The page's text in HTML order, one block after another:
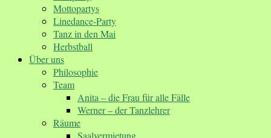
Mottopartys
Linedance-Party
Tanz in den Mai
Herbstball
Über uns
Philosophie
Team
Anita – die Frau für alle Fälle
Werner – der Tanzlehrer
Räume
Saalvermietung